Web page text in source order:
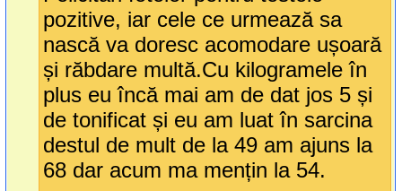
pozitive, iar cele ce urmează sa
nască va doresc acomodare ușoară
și răbdare multă.Cu kilogramele în
plus eu încă mai am de dat jos 5 și
de tonificat și eu am luat în sarcina
destul de mult de la 49 am ajuns la
68 dar acum ma mențin la 54.